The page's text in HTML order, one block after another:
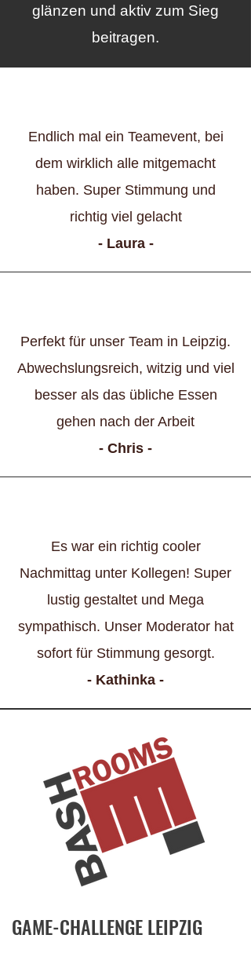
glänzen und aktiv zum Sieg
beitragen.
Endlich mal ein Teamevent, bei
dem wirklich alle mitgemacht
haben. Super Stimmung und
richtig viel gelacht
- Laura -
Perfekt für unser Team in Leipzig.
Abwechslungsreich, witzig und viel
besser als das übliche Essen
gehen nach der Arbeit
- Chris -
Es war ein richtig cooler
Nachmittag unter Kollegen! Super
lustig gestaltet und Mega
sympathisch. Unser Moderator hat
sofort für Stimmung gesorgt.
- Kathinka -
GAME-CHALLENGE LEIPZIG